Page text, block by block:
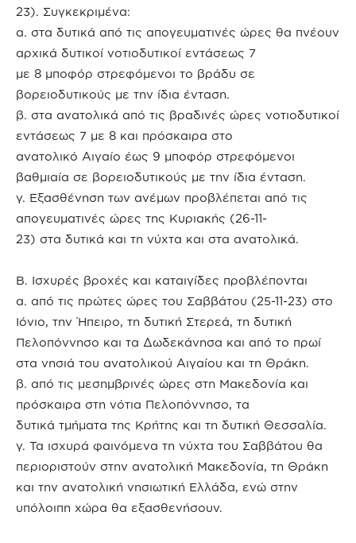
23). Συγκεκριμένα:
α. στα δυτικά από τις απογευματινές ώρες θα πνέουν
αρχικά δυτικοί νοτιοδυτικοί εντάσεως 7
με 8 μποφόρ στρεφόμενοι το βράδυ σε
βορειοδυτικούς με την ίδια ένταση.
β. στα ανατολικά από τις βραδινές ώρες νοτιοδυτικοί
εντάσεως 7 με 8 και πρόσκαιρα στο
ανατολικό Αιγαίο έως 9 μποφόρ στρεφόμενοι
βαθμιαία σε βορειοδυτικούς με την ίδια ένταση.
γ. Εξασθένηση των ανέμων προβλέπεται από τις
απογευματινές ώρες της Κυριακής (26-11-
23) στα δυτικά και τη νύχτα και στα ανατολικά.
Β. Ισχυρές βροχές και καταιγίδες προβλέπονται
α. από τις πρώτες ώρες του Σαββάτου (25-11-23) στο
Ιόνιο, την Ήπειρο, τη δυτική Στερεά, τη δυτική
Πελοπόννησο και τα Δωδεκάνησα και από το πρωί
στα νησιά του ανατολικού Αιγαίου και τη Θράκη.
β. από τις μεσημβρινές ώρες στη Μακεδονία και
πρόσκαιρα στη νότια Πελοπόννησο, τα
δυτικά τμήματα της Κρήτης και τη δυτική Θεσσαλία.
γ. Τα ισχυρά φαινόμενα τη νύχτα του Σαββάτου θα
περιοριστούν στην ανατολική Μακεδονία, τη Θράκη
και την ανατολική νησιωτική Ελλάδα, ενώ στην
υπόλοιπη χώρα θα εξασθενήσουν.